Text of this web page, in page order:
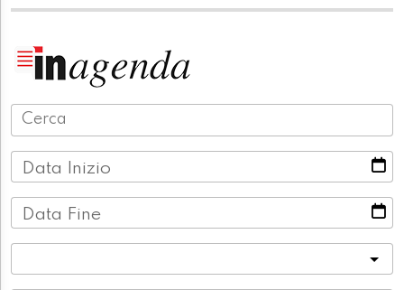
Data Inizio
Data Fine